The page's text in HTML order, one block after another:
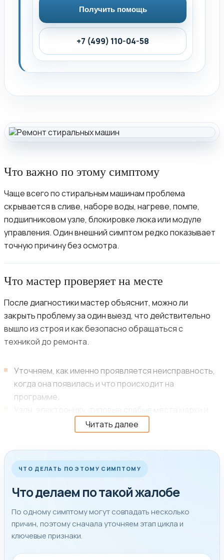
Получить помощь
+7 (499) 110-04-58
Что важно по этому симптому
Чаще всего по стиральным машинам проблема
скрывается в сливе, наборе воды, нагреве, помпе,
подшипниковом узле, блокировке люка или модуле
управления. Один внешний симптом редко показывает
точную причину без осмотра.
Что мастер проверяет на месте
После диагностики мастер объяснит, можно ли
закрыть проблему за один выезд, что действительно
вышло из строя и как безопасно обращаться с
техникой до ремонта.
Уточняем, как именно проявляется неисправность,
когда она появилась и что происходит на
программе.
условия, при которых техника ведёт себя
Стоимость и следующий шаг согласуем только
после нормальной диагностики.
Если в баке осталась вода, появился запах проводки,
сильный стук, течь или ошибка на дисплее, лучше
остановить стирку и не запускать новый цикл до
Читать далее
ЧТО ДЕЛАТЬ ПО ЭТОМУ СИМПТОМУ
Что делаем по такой жалобе
По одному симптому могут совпадать несколько
причин, поэтому сначала уточняем этап цикла и
ключевые признаки.